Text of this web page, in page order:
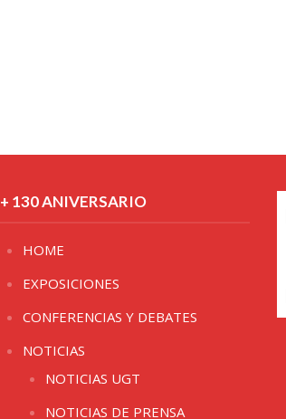
+ 130 ANIVERSARIO
HOME
EXPOSICIONES
CONFERENCIAS Y DEBATES
NOTICIAS
NOTICIAS UGT
NOTICIAS DE PRENSA